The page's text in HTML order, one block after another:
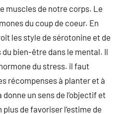
muscles de notre corps. Le
du coup de coeur. En
les style de sérotonine et de
bien-être dans le mental. Il
du stress. il faut
récompenses à planter et à
un sens de l’objectif et
de favoriser l’estime de